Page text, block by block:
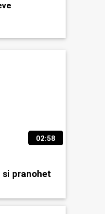
02:58
si pranohet